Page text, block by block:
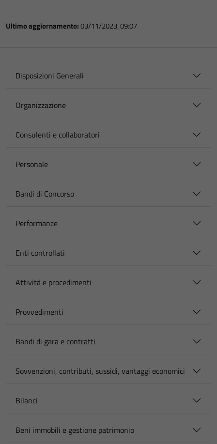
Ultimo aggiornamento:03/11/2023, 09:07
Disposizioni Generali
Organizzazione
Consulenti e collaboratori
Personale
Bandi di Concorso
Performance
Enti controllati
Attività e procedimenti
Provvedimenti
Bandi di gara e contratti
Sovvenzioni, contributi, sussidi, vantaggi economici
Bilanci
Beni immobili e gestione patrimonio